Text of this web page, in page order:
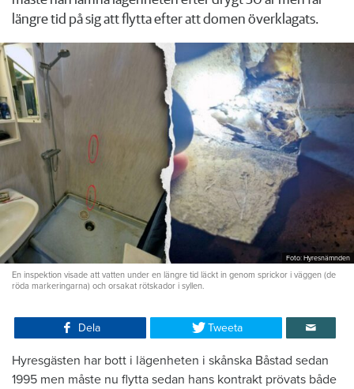
längre tid på sig att flytta efter att domen överklagats.
Foto: Hyresnämnden
En inspektion visade att vatten under en längre tid läckt in genom sprickor i väggen (de
röda markeringarna) och orsakat rötskador i syllen.
Dela Tweeta
Hyresgästen har bott i lägenheten i skånska Båstad sedan
1995 men måste nu flytta sedan hans kontrakt prövats både